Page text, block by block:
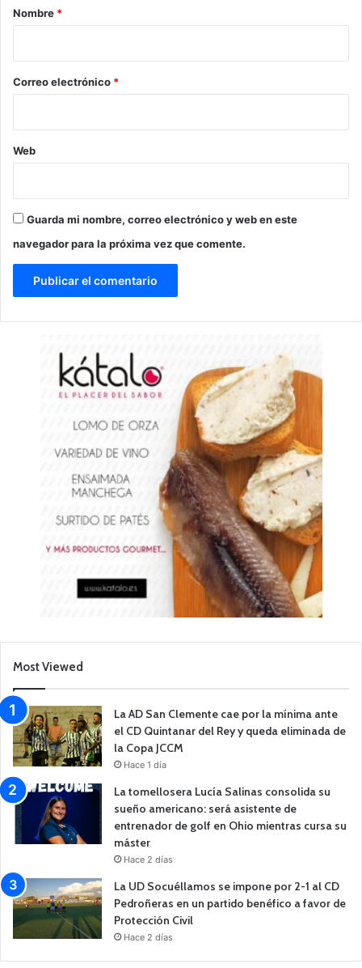
r
*
Nombre *
Correo electrónico *
Web
Guarda mi nombre, correo electrónico y web en este
navegador para la próxima vez que comente.
Most Viewed
La AD San Clemente cae por la mínima ante
el CD Quintanar del Rey y queda eliminada de
la Copa JCCM
Hace 1 día
La tomellosera Lucía Salinas consolida su
sueño americano: será asistente de
entrenador de golf en Ohio mientras cursa su
máster
Hace 2 días
La UD Socuéllamos se impone por 2-1 al CD
Pedroñeras en un partido benéfico a favor de
Protección Civil
Hace 2 días